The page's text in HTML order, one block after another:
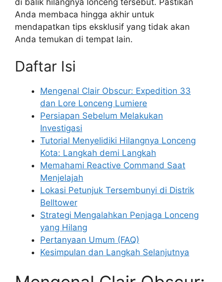
Anda membaca hingga akhir untuk
mendapatkan tips eksklusif yang tidak akan
Anda temukan di tempat lain.
Daftar Isi
Mengenal Clair Obscur: Expedition 33
dan Lore Lonceng Lumiere
Persiapan Sebelum Melakukan
Investigasi
Tutorial Menyelidiki Hilangnya Lonceng
Kota: Langkah demi Langkah
Memahami Reactive Command Saat
Menjelajah
Lokasi Petunjuk Tersembunyi di Distrik
Belltower
Strategi Mengalahkan Penjaga Lonceng
yang Hilang
Pertanyaan Umum (FAQ)
Kesimpulan dan Langkah Selanjutnya